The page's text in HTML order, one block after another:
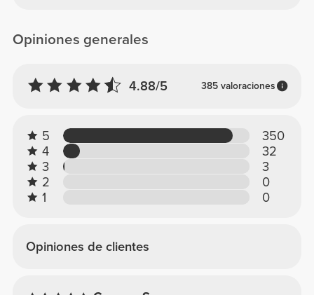
Opiniones generales
4.88/5 385 valoraciones
5
350
4
32
3
3
2
0
1
0
Opiniones de clientes